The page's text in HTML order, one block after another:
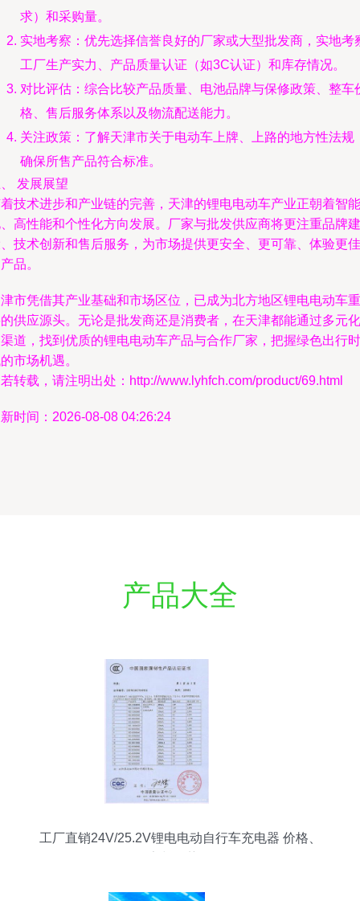
求）和采购量。
实地考察：优先选择信誉良好的厂家或大型批发商，实地考
工厂生产实力、产品质量认证（如3C认证）和库存情况。
对比评估：综合比较产品质量、电池品牌与保修政策、整车
格、售后服务体系以及物流配送能力。
关注政策：了解天津市关于电动车上牌、上路的地方性法规
确保所售产品符合标准。
发展展望
技术进步和产业链的完善，天津的锂电电动车产业正朝着智能
高性能和个性化方向发展。厂家与批发供应商将更注重品牌建
技术创新和售后服务，为市场提供更安全、更可靠、体验更佳
品。
市凭借其产业基础和市场区位，已成为北方地区锂电电动车重
供应源头。无论是批发商还是消费者，在天津都能通过多元化
道，找到优质的锂电电动车产品与合作厂家，把握绿色出行时
市场机遇。
转载，请注明出处：http://www.lyhfch.com/product/69.html
时间：2026-08-08 04:26:24
产品大全
工厂直销24V/25.2V锂电电动自行车充电器 价格、